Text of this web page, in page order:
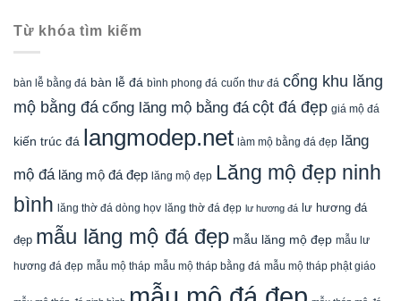
Từ khóa tìm kiếm
bàn lễ bằng đá bàn lễ đá bình phong đá cuốn thư đá cổng khu lăng
mộ bằng đá cổng lăng mộ bằng đá cột đá đẹp giá mộ đá
kiến trúc đá langmodep.net làm mộ bằng đá đẹp lăng
mộ đá lăng mộ đá đẹp lăng mộ đẹp Lăng mộ đẹp ninh
bình lăng thờ đá dòng họv lăng thờ đá đẹp lư hương đá lư hương đá
đẹp mẫu lăng mộ đá đẹp mẫu lăng mộ đẹp mẫu lư
hương đá đẹp mẫu mộ tháp mẫu mộ tháp bằng đá mẫu mộ tháp phật giáo